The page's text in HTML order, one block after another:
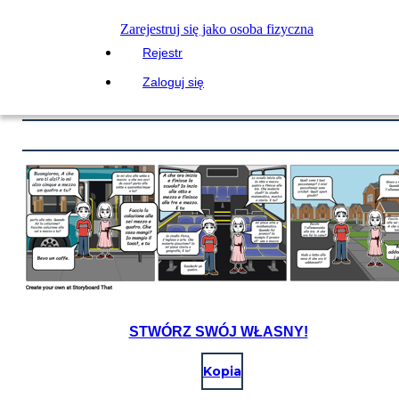
Zarejestruj się jako osoba fizyczna
Rejestr
Zaloguj się
STWÓRZ SWÓJ WŁASNY!
Kopia